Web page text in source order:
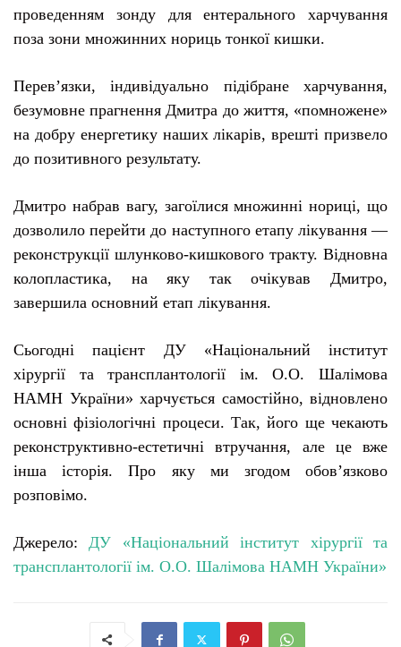
проведенням зонду для ентерального харчування
поза зони множинних нориць тонкої кишки.
Перев’язки, індивідуально підібране харчування,
безумовне прагнення Дмитра до життя, «помножене»
на добру енергетику наших лікарів, врешті призвело
до позитивного результату.
Дмитро набрав вагу, загоїлися множинні нориці, що
дозволило перейти до наступного етапу лікування —
реконструкції шлунково-кишкового тракту. Відновна
колопластика, на яку так очікував Дмитро,
завершила основний етап лікування.
Сьогодні пацієнт ДУ «Національний інститут
хірургії та трансплантології ім. О.О. Шалімова
НАМН України» харчується самостійно, відновлено
основні фізіологічні процеси. Так, його ще чекають
реконструктивно-естетичні втручання, але це вже
інша історія. Про яку ми згодом обов’язково
розповімо.
Джерело: ДУ «Національний інститут хірургії та
трансплантології ім. О.О. Шалімова НАМН України»